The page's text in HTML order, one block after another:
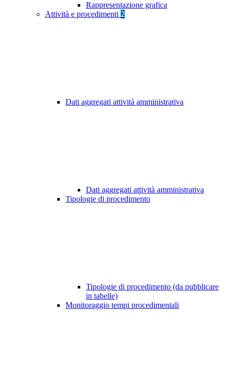
Rappresentazione grafica
Attività e procedimenti 2
Dati aggregati attività amministrativa
Dati aggregati attività amministrativa
Tipologie di procedimento
Tipologie di procedimento (da pubblicare
in tabelle)
Monitoraggio tempi procedimentali